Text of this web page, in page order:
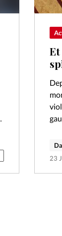
23